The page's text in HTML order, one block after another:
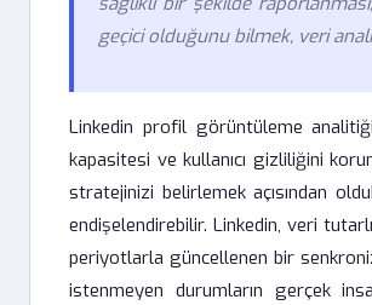
geçici olduğunu bilmek, veri
Linkedin profil görüntüleme
kapasitesi ve kullanıcı gizliliğini
stratejinizi belirlemek açısından
endişelendirebilir. Linkedin, veri
periyotlarla güncellenen bir
istenmeyen durumların gerçek